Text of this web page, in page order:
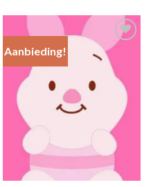
Aanbieding!
Add to
Wishlist